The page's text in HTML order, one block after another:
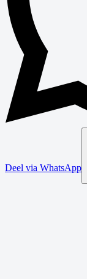
Deel via WhatsApp